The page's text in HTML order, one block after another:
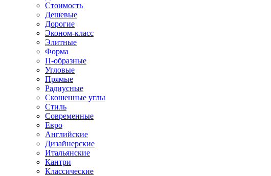
Стоимость
Дешевые
Дорогие
Эконом-класс
Элитные
Форма
П-образные
Угловые
Прямые
Радиусные
Скошенные углы
Стиль
Современные
Евро
Английские
Дизайнерские
Итальянские
Кантри
Классические